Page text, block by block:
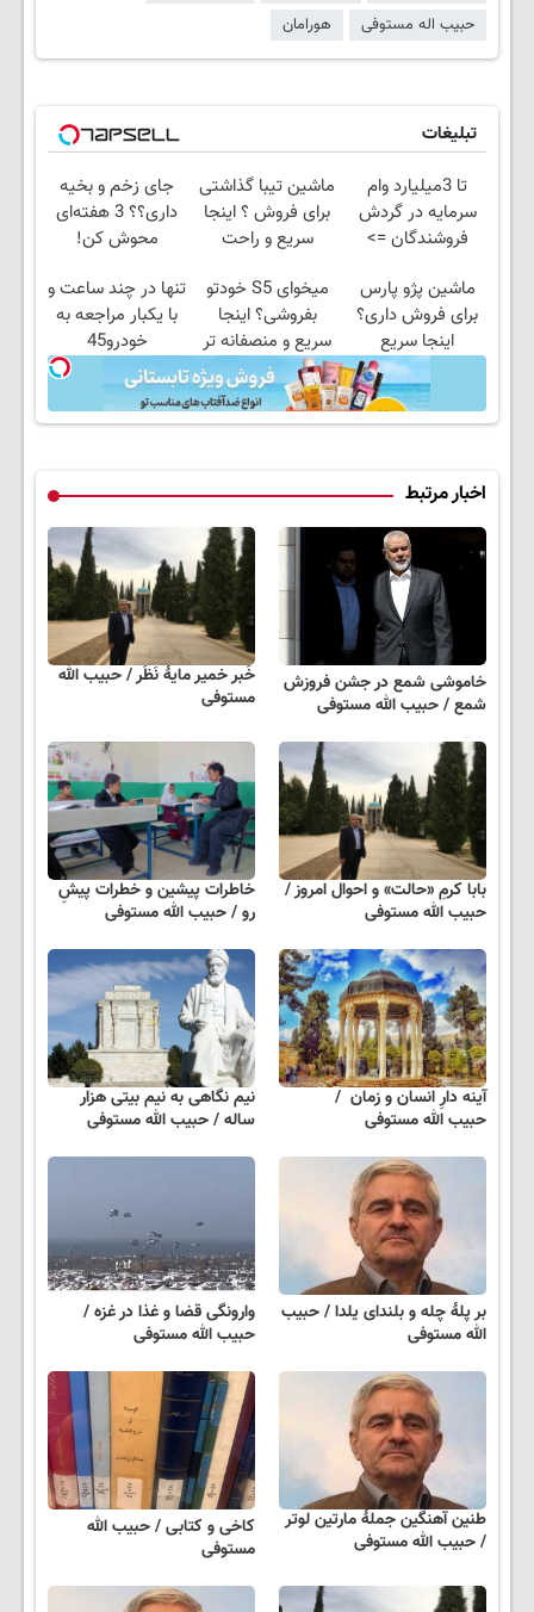
حبیب اله مستوفی هورامان
تبلیغات
تا 3میلیارد وام
سرمایه در گردش
فروشندگان =>
کن
ماشین تیبا گذاشتی
برای فروش ؟ اینجا
سریع و راحت
جای زخم و بخیه
داری؟؟ 3 هفته‌ای
محوش کن!
ماشین پژو پارس
برای فروش داری؟
اینجا سریع
بفروشش
میخوای S5 خودتو
بفروشی؟ اینجا
سریع و منصفانه تر
بفروش
تنها در چند ساعت و
با یکبار مراجعه به
خودرو45
اخبار مرتبط
خاموشی شمع در جشن فروزش
شمع / حبیب الله مستوفی
خَبر خمیر مایهٔ نَظَر / حبیب الله
مستوفی
بابا کرمِ «حالت» و احوال امروز /
حبیب الله مستوفی
خاطرات پیشین و خطرات پیشِ
رو / حبیب الله مستوفی
آینه دارِ انسان و زمان /
حبیب الله مستوفی
نیم نگاهی به نیم بیتی هزار
ساله / حبیب الله مستوفی
بر پلهٔ چله و بلندای یلدا / حبیب
الله مستوفی
وارونگی قضا و غذا در غزه /
حبیب الله مستوفی
طنین آهنگین جملهٔ مارتین لوتر
/ حبیب الله مستوفی
کاخی و کتابی / حبیب الله
مستوفی